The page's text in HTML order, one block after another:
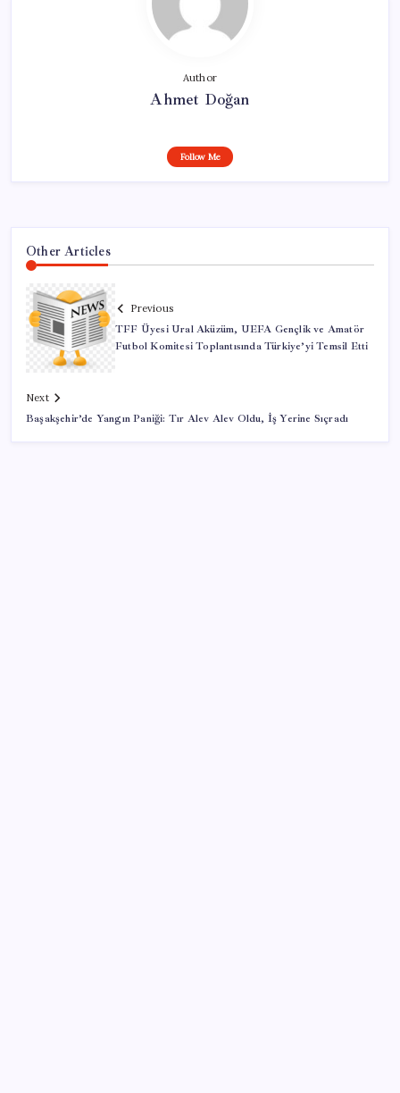
Author
Ahmet Doğan
Follow Me
Other Articles
Previous
TFF Üyesi Ural Aküzüm, UEFA Gençlik ve Amatör
Futbol Komitesi Toplantısında Türkiye’yi Temsil Etti
Next
Başakşehir’de Yangın Paniği: Tır Alev Alev Oldu, İş Yerine Sıçradı